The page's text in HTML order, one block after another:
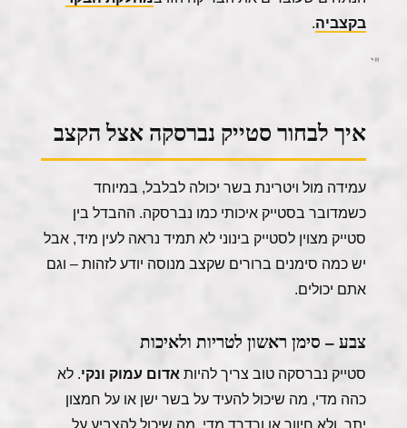
בקצביה
"`
איך לבחור סטייק נברסקה אצל הקצב
עמידה מול ויטרינת בשר יכולה לבלבל, במיוחד
כשמדובר בסטייק איכותי כמו נברסקה. ההבדל בין
סטייק מצוין לסטייק בינוני לא תמיד נראה לעין מיד, אבל
יש כמה סימנים ברורים שקצב מנוסה יודע לזהות – וגם
אתם יכולים.
צבע – סימן ראשון לטריות ולאיכות
סטייק נברסקה טוב צריך להיות אדום עמוק ונקי . לא
כהה מדי, מה שיכול להעיד על בשר ישן או על חמצון
יתר, ולא חיוור או ורדרד מדי, מה שיכול להצביע על